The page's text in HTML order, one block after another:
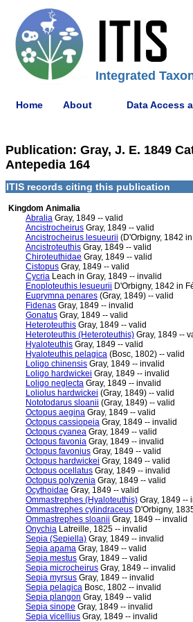
Integrated
Home About Data Access
Publication: Gray, J. E. 1849
Antepedia 164
ITIS records citing this publication
Kingdom Animalia
Abralia Gray, 1849 -- valid
Ancistrocheirus Gray, 1849 -- valid
Ancistrocheirus lesueurii (D'Orbigny, 1842
Ancistroteuthis Gray, 1849 -- valid
Chiroteuthidae Gray, 1849 -- valid
Cistopus Gray, 1849 -- valid
Cycria Leach in Gray, 1849 -- invalid
Enoploteuthis lesueurii D'Orbigny, 1842 in
Euprymna penares (Gray, 1849) -- valid
Fidenas Gray, 1849 -- invalid
Gonatus Gray, 1849 -- valid
Heteroteuthis Gray, 1849 -- valid
Heteroteuthis (Heteroteuthis) Gray, 1849 --
Hyaloteuthis Gray, 1849 -- valid
Hyaloteuthis pelagica (Bosc, 1802) -- valid
Loligo chinensis Gray, 1849 -- invalid
Loligo hardwickei Gray, 1849 -- invalid
Loligo neglecta Gray, 1849 -- invalid
Loliolus hardwickei (Gray, 1849) -- valid
Nototodarus sloanii (Gray, 1849) -- valid
Octopus aegina Gray, 1849 -- valid
Octopus cassiopeia Gray, 1849 -- invalid
Octopus cyanea Gray, 1849 -- valid
Octopus favonia Gray, 1849 -- invalid
Octopus favonius Gray, 1849 -- valid
Octopus hardwickei Gray, 1849 -- valid
Octopus ocellatus Gray, 1849 -- invalid
Octopus polyzenia Gray, 1849 -- valid
Ocythoidae Gray, 1849 -- valid
Ommastrephes (Hyaloteuthis) Gray, 1849 --
Ommastrephes cylindraceus D'Orbigny,
Ommastrephes sloanii Gray, 1849 -- invalid
Onychia Latreille, 1825 -- invalid
Sepia (Sepiella) Gray, 1849 -- invalid
Sepia apama Gray, 1849 -- valid
Sepia mestus Gray, 1849 -- valid
Sepia microcheirus Gray, 1849 -- invalid
Sepia myrsus Gray, 1849 -- invalid
Sepia pelagica Bosc, 1802 -- invalid
Sepia plangon Gray, 1849 -- valid
Sepia sinope Gray, 1849 -- invalid
Sepia vicellius Gray, 1849 -- invalid